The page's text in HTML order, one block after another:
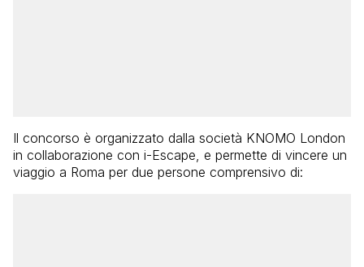
Il concorso è organizzato dalla società KNOMO London
in collaborazione con i-Escape, e permette di vincere un
viaggio a Roma per due persone comprensivo di: